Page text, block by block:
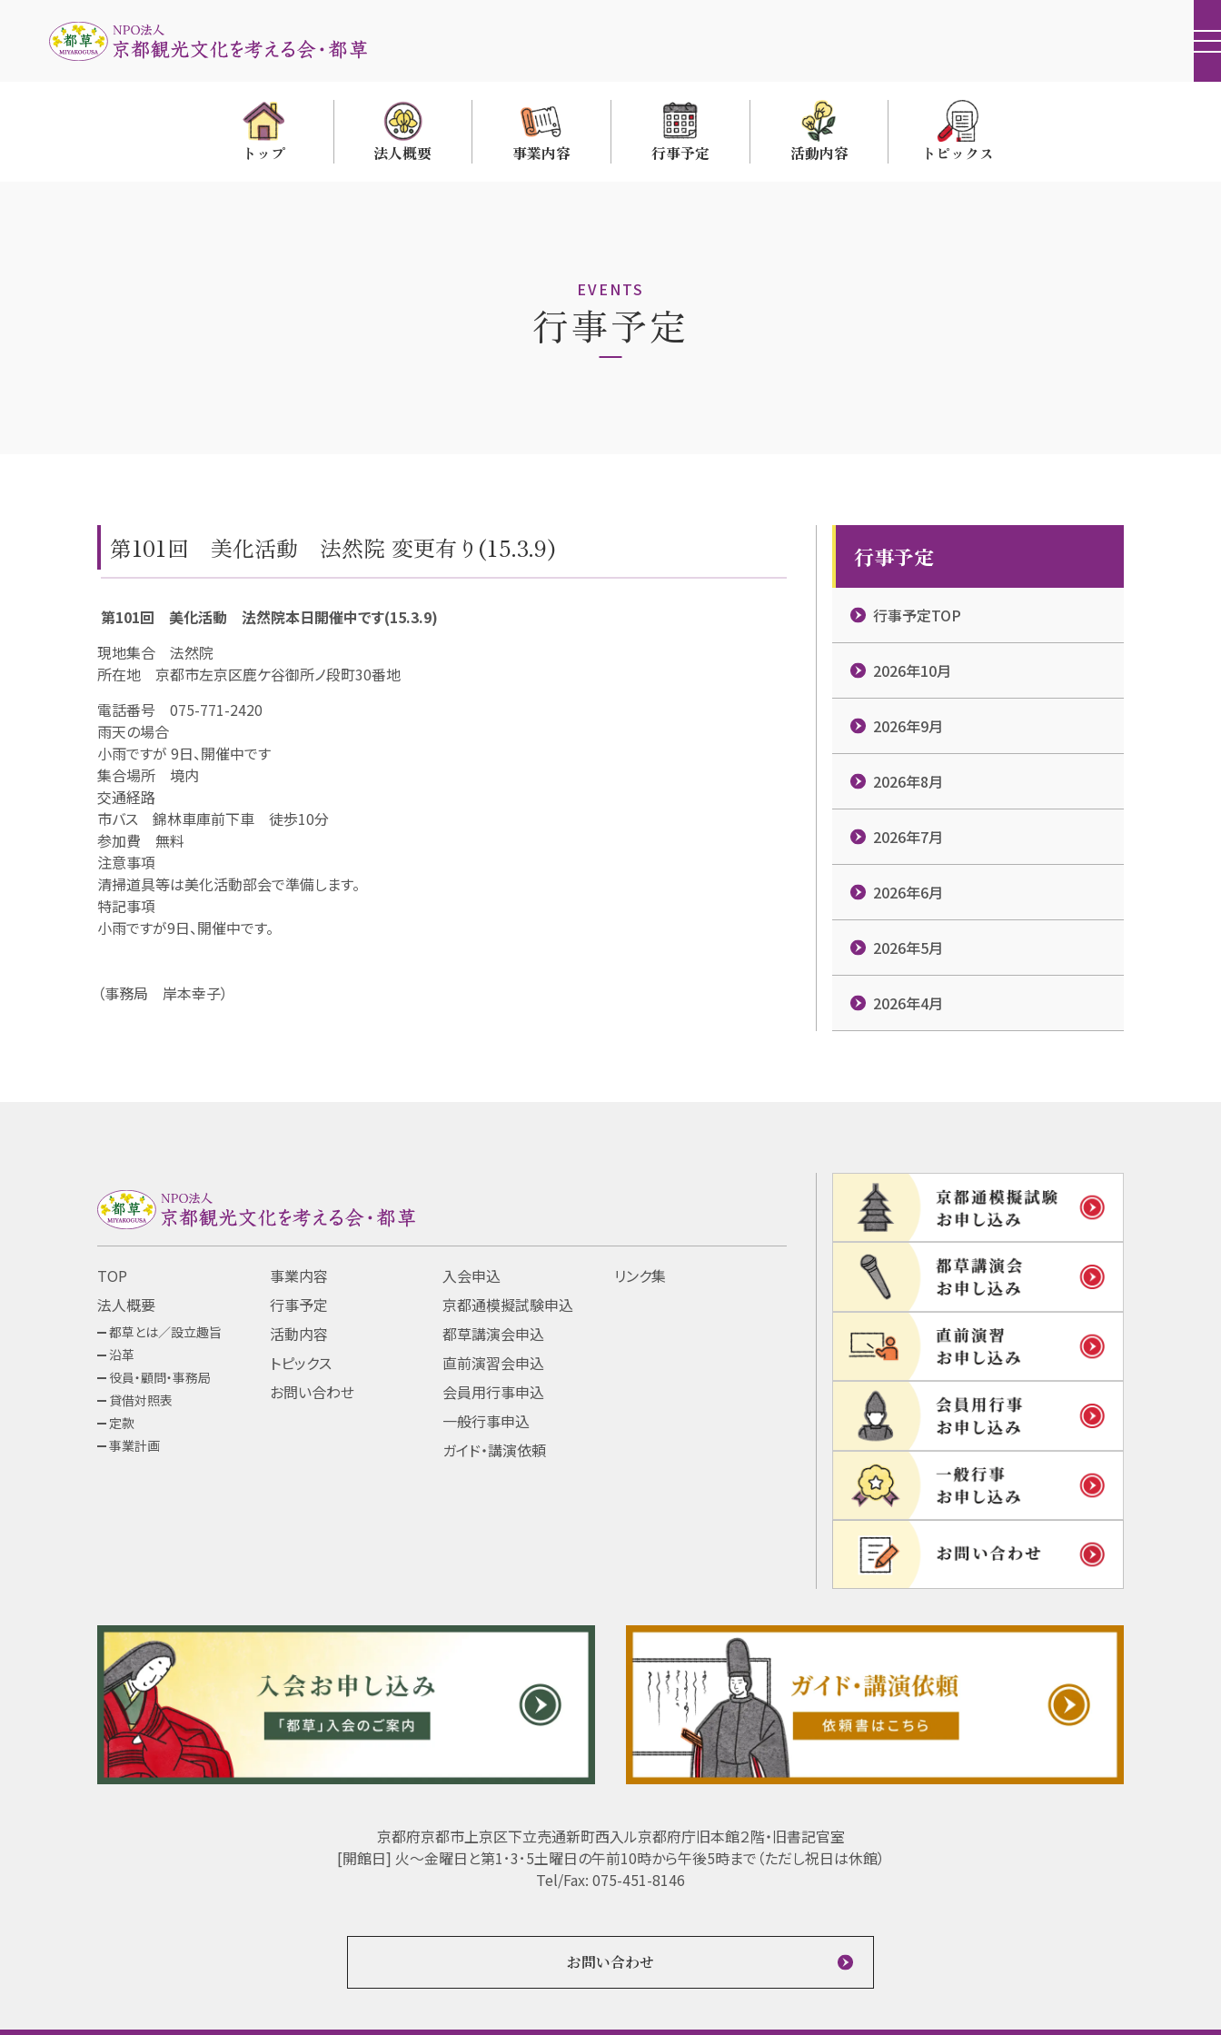
トップ 法人概要 事業内容 行事予定 活動内容 トピックス
EVENTS
行事予定
行事予定
行事予定TOP
2026年10月
2026年9月
2026年8月
2026年7月
2026年6月
2026年5月
2026年4月
第101回 美化活動 法然院 変更有り(15.3.9)
第101回 美化活動 法然院本日開催中です(15.3.9)
現地集合 法然院
所在地 京都市左京区鹿ケ谷御所ノ段町30番地
電話番号 075-771-2420
雨天の場合
小雨ですが 9日、開催中です
集合場所 境内
交通経路
市バス 錦林車庫前下車 徒歩10分
参加費 無料
注意事項
清掃道具等は美化活動部会で準備します。
特記事項
小雨ですが9日、開催中です。
（事務局 岸本幸子）
TOP
法人概要
都草とは／設立趣旨
沿革
役員・顧問・事務局
貸借対照表
定款
事業計画
事業内容
行事予定
活動内容
トピックス
お問い合わせ
入会申込
京都通模擬試験申込
都草講演会申込
直前演習会申込
会員用行事申込
一般行事申込
ガイド・講演依頼
リンク集
京都府京都市上京区下立売通新町西入ル京都府庁旧本館２階・旧書記官室
[開館日] 火～金曜日と第1･3･5土曜日の午前10時から午後5時まで（ただし祝日は休館）
Tel/Fax: 075-451-8146
お問い合わせ